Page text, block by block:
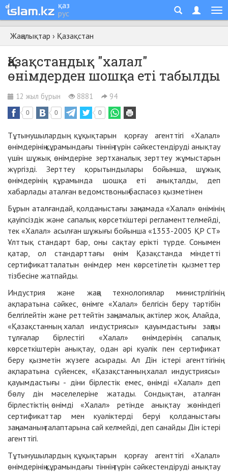
қаз
рус
Жаңалықтар › Қазақстан
Қазақстандық "халал"
өнімдерден шошқа еті табылды
12 жыл бұрын 8881 94
0 0 0
Тұтынушылардың құқықтарын қорғау агенттігі «Халал»
өнімдерінің құрамындағы тіннің түрін сәйкестендіруді анықтау
үшін шұжық өнімдеріне зертханалық зерттеу жұмыстарын
жүргізді. Зерттеу қорытындылары бойынша, шұжық
өнімдерінің құрамында шошқа еті анықталды, деп
хабарлады аталған ведомствоның баспасөз қызметінен
Бұрын аталғандай, қолданыстағы заңнамада «Халал» өнімінің
қауіпсіздік және сапалық көрсеткіштері регламенттелмейді,
тек «Халал» асылған шұжығы бойынша «1353-2005 ҚР СТ»
Ұлттық стандарт бар, оны сақтау ерікті түрде. Сонымен
қатар, ол стандарттағы өнім Қазақстанда міндетті
сертификатталатын өнімдер мен көрсетілетін қызметтер
тізбесіне жатпайды.
Индустрия және жаңа технологиялар министрлігінің
ақпаратына сәйкес, өнімге «Халал» белгісін беру тәртібін
белгілейтін және реттейтін заңнамалық актілер жоқ. Алайда,
«Қазақстанның халал индустриясы» қауымдастығы заңды
тұлғалар бірлестігі «Халал» өнімдерінің сапалық
көрсеткіштерін анықтау, одан әрі куәлік пен сертификат
беру қызметін жүзеге асырады. Ал Дін істері агенттігінің
ақпаратына сүйенсек, «Қазақстанның халал индустриясы»
қауымдастығы - діни бірлестік емес, өнімді «Халал» деп
бөлу дін мәселелеріне жатады. Сондықтан, аталған
бірлестіктің өнімді «Халал» ретінде анықтау жөніндегі
сертификаттар мен куәліктерді беруі қолданыстағы
заңнаманың талаптарына сай келмейді, деп санайды Дін істері
агенттігі.
Тұтынушылардың құқықтарын қорғау агенттігі «Халал»
өнімдерінің құрамындағы тіннің түрін сәйкестендіруді анықтау